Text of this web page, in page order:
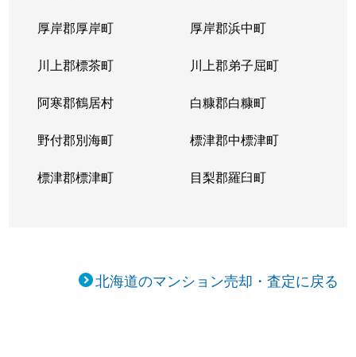
厚岸郡厚岸町 厚岸郡浜中町
川上郡標茶町 川上郡弟子屈町
阿寒郡鶴居村 白糠郡白糠町
野付郡別海町 標津郡中標津町
標津郡標津町 目梨郡羅臼町
北海道のマンション売却・査定に戻る